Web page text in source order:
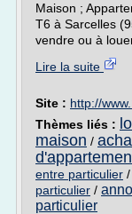
Maison ;
T6 à Sarcelles
vendre ou à
Lire la suite
Site : http://
Thèmes liés :
maison /
entre particulier /
particulier /
particulier